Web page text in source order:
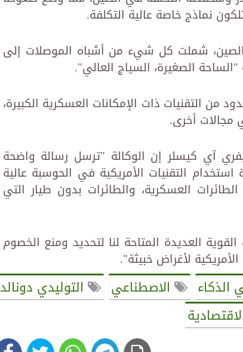
نماذج خاصة عالية التكلفة.
شملت كل شيء من أشباه الموصلات إلى
الصغيرة، السياج العالي".
التقنيات ذات الإمكانات العسكرية الكبيرة،
مجالات أخرى.
آي كيسلر إن الوكالة "ترسل رسالة واضحة
التقنيات الأمريكية في الحوسبة عالية
العسكرية، والطائرات بدون طيار التي
العديدة المتاحة لنا لتحديد ومنع الخصوم
لأغراض خبيثة".
الذكاء الاصطناعي
التوليدي دونالد